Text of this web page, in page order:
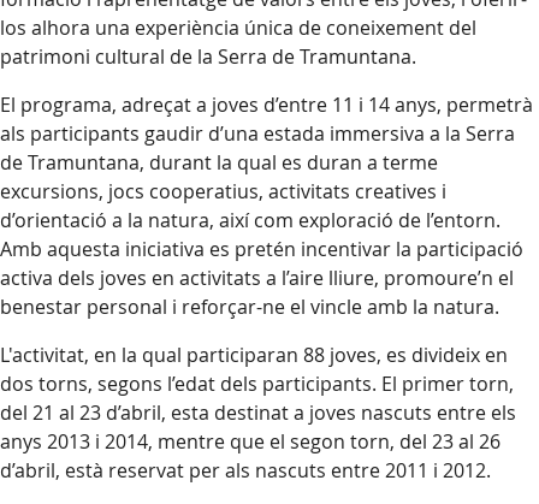
los alhora una experiència única de coneixement del
patrimoni cultural de la Serra de Tramuntana.
El programa, adreçat a joves d’entre 11 i 14 anys, permetrà
als participants gaudir d’una estada immersiva a la Serra
de Tramuntana, durant la qual es duran a terme
excursions, jocs cooperatius, activitats creatives i
d’orientació a la natura, així com exploració de l’entorn.
Amb aquesta iniciativa es pretén incentivar la participació
activa dels joves en activitats a l’aire lliure, promoure’n el
benestar personal i reforçar-ne el vincle amb la natura.
L'activitat, en la qual participaran 88 joves, es divideix en
dos torns, segons l’edat dels participants. El primer torn,
del 21 al 23 d’abril, esta destinat a joves nascuts entre els
anys 2013 i 2014, mentre que el segon torn, del 23 al 26
d’abril, està reservat per als nascuts entre 2011 i 2012.